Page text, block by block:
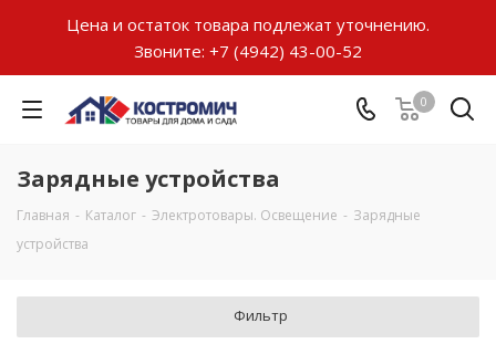
Цена и остаток товара подлежат уточнению.
Звоните: +7 (4942) 43-00-52
0
Зарядные устройства
Главная - Каталог - Электротовары. Освещение - Зарядные
устройства
Фильтр